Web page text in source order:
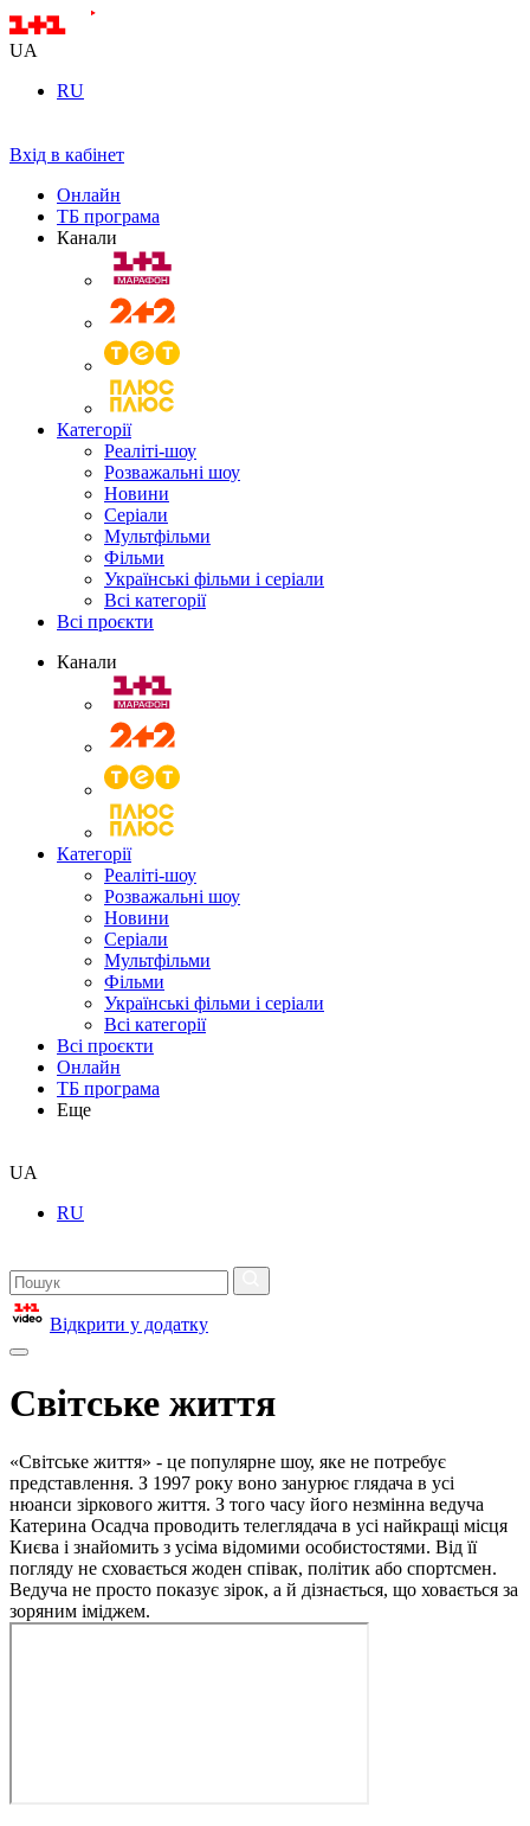
UA
RU
Вхід в кабінет
Онлайн
ТБ програма
Канали
Категорії
Реаліті-шоу
Розважальні шоу
Новини
Серіали
Мультфільми
Фільми
Українські фільми і серіали
Всі категорії
Всі проєкти
Канали
Категорії
Реаліті-шоу
Розважальні шоу
Новини
Серіали
Мультфільми
Фільми
Українські фільми і серіали
Всі категорії
Всі проєкти
Онлайн
ТБ програма
Еще
UA
RU
Відкрити у додатку
Світське життя
«Світське життя» - це популярне шоу, яке не потребує
представлення. З 1997 року воно занурює глядача в усі
нюанси зіркового життя. З того часу його незмінна ведуча
Катерина Осадча проводить телеглядача в усі найкращі місця
Києва і знайомить з усіма відомими особистостями. Від її
погляду не сховається жоден співак, політик або спортсмен.
Ведуча не просто показує зірок, а й дізнається, що ховається за
зоряним іміджем.